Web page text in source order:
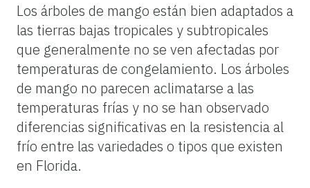
Los árboles de mango están bien adaptados a
las tierras bajas tropicales y subtropicales
que generalmente no se ven afectadas por
temperaturas de congelamiento. Los árboles
de mango no parecen aclimatarse a las
temperaturas frías y no se han observado
diferencias significativas en la resistencia al
frío entre las variedades o tipos que existen
en Florida.